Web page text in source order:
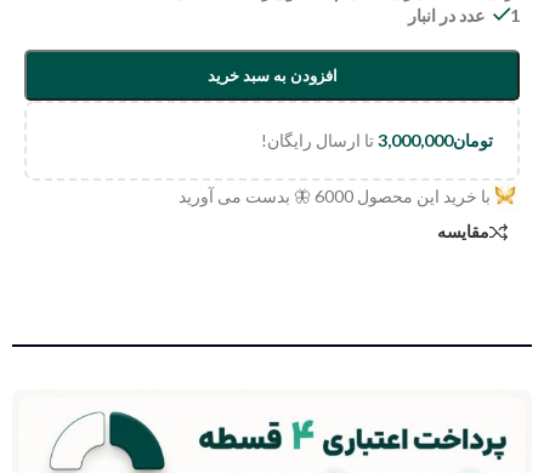
1 عدد در انبار
افزودن به سبد خرید
تومان3,000,000تا ارسال رایگان!
با خرید این محصول 6000 🦋 بدست می آورید
مقایسه